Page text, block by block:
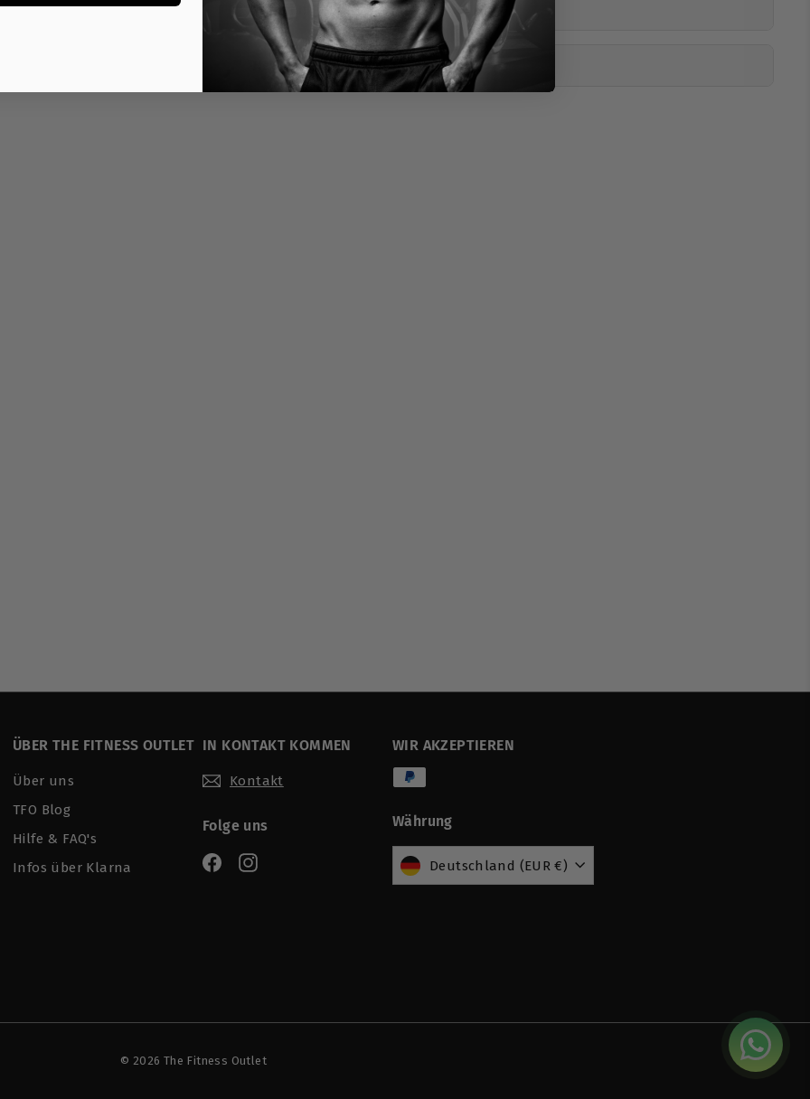
Einnahmeempfehlung
Herstellerinformationen
ÜBER THE FITNESS OUTLET
Über uns
TFO Blog
Hilfe & FAQ's
Infos über Klarna
IN KONTAKT KOMMEN
Kontakt
Folge uns
FacebookInstagram
WIR AKZEPTIEREN
Währung
Deutschland (EUR €)
© 2026 The Fitness Outlet